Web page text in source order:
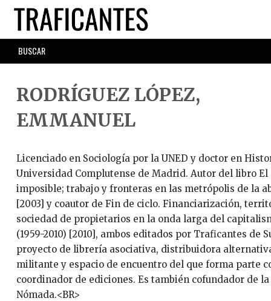
Skip
main
content
SEARCH
FORM
RODRÍGUEZ LÓPEZ,
EMMANUEL
Licenciado en Sociología por la UNED y doctor en
Universidad Complutense de Madrid. Autor del libro El
imposible; trabajo y fronteras en las metrópolis de la
[2003] y coautor de Fin de ciclo. Financiarización,
sociedad de propietarios en la onda larga del
(1959-2010) [2010], ambos editados por Traficantes de
proyecto de librería asociativa, distribuidora
militante y espacio de encuentro del que forma parte
coordinador de ediciones. Es también cofundador de
Nómada.<BR>